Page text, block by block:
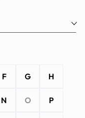
F G H
N O P